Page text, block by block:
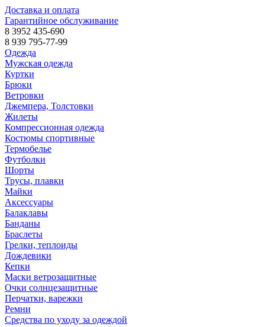
Доставка и оплата
Гарантийное обслуживание
8 3952 435-690
8 939 795-77-99
Одежда
Мужская одежда
Куртки
Брюки
Ветровки
Джемпера, Толстовки
Жилеты
Компрессионная одежда
Костюмы спортивные
Термобелье
Футболки
Шорты
Трусы, плавки
Майки
Аксессуары
Балаклавы
Банданы
Браслеты
Грелки, теплоиды
Дождевики
Кепки
Маски ветрозащитные
Очки солнцезащитные
Перчатки, варежки
Ремни
Средства по уходу за одеждой